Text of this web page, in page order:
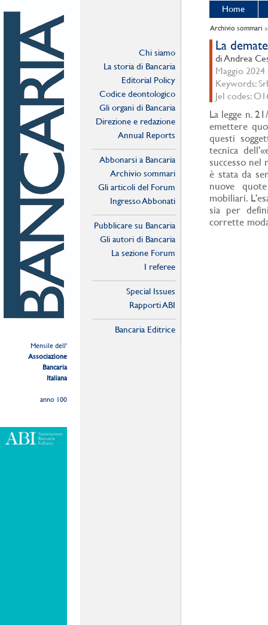
Mensile dell'
Associazione
Bancaria
Italiana
anno 100
Chi siamo
La storia di Bancaria
Editorial Policy
Codice deontologico
Gli organi di Bancaria
Direzione e redazione
Annual Reports
Abbonarsi a Bancaria
Archivio sommari
Gli articoli del Forum
Ingresso Abbonati
Pubblicare su Bancaria
Gli autori di Bancaria
La sezione Forum
I referee
Special Issues
Rapporti ABI
Bancaria Editrice
Home
Archivio sommari
La
di Andrea
Maggio 2024
Keywords:
Jel codes:
La legge n.
emettere
questi
tecnica
successo nel
è stata da
nuove
mobiliari.
sia per
corrette